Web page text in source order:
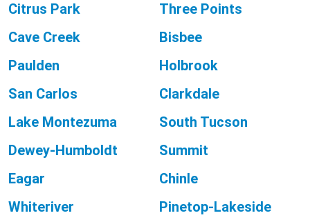
Citrus Park
Three Points
Cave Creek
Bisbee
Paulden
Holbrook
San Carlos
Clarkdale
Lake Montezuma
South Tucson
Dewey-Humboldt
Summit
Eagar
Chinle
Whiteriver
Pinetop-Lakeside